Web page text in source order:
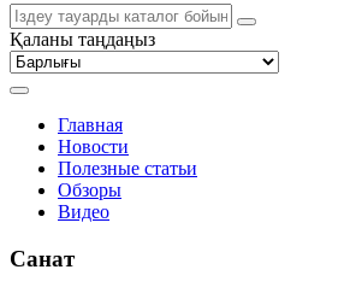
Қаланы таңдаңыз
Главная
Новости
Полезные статьи
Обзоры
Видео
Санат